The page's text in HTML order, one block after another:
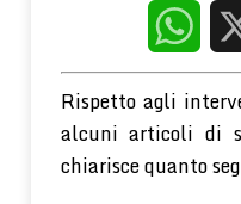
terapeutico della PNEI
Rispetto agli
alcuni articoli di
chiarisce quanto